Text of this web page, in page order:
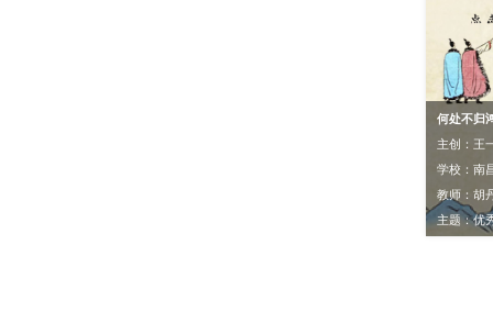
何处不归
主创：王
学校：南
教师：胡
主题：优